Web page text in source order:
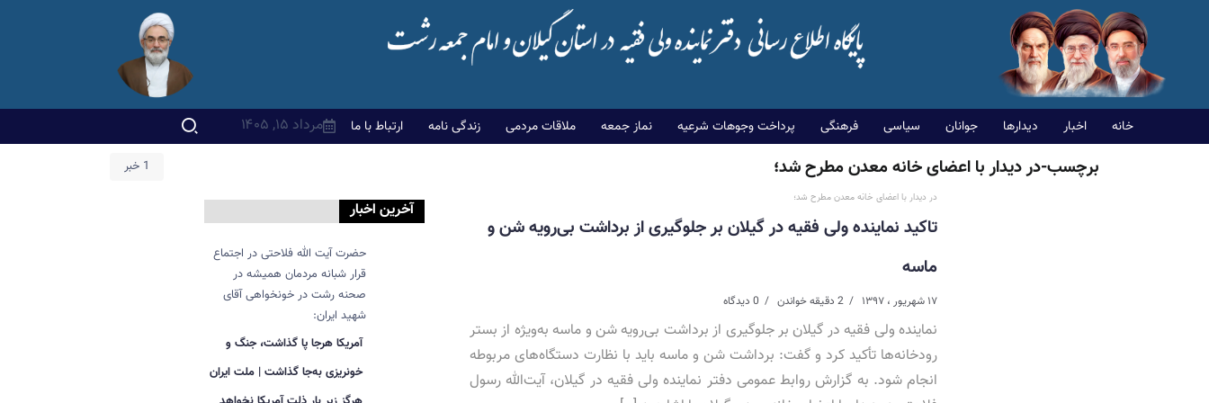
خانه اخبار دیدارها جوانان سیاسی فرهنگی پرداخت وجوهات شرعیه نماز جمعه ملاقات مردمی زندگی نامه ارتباط با ما مرداد ۱۵, ۱۴۰۵
برچسب-در دیدار با اعضای خانه معدن مطرح شد؛ 1 خبر
در دیدار با اعضای خانه معدن مطرح شد؛
تاکید نماینده ولی فقیه در گیلان بر جلوگیری از برداشت بی‌رویه شن و
ماسه
۱۷ شهریور ، ۱۳۹۷ 2 دقیقه خواندن 0 دیدگاه
نماینده ولی فقیه در گیلان بر جلوگیری از برداشت بی‌رویه شن و ماسه به‌ویژه از بستر
رودخانه‌ها تأکید کرد و گفت: برداشت شن و ماسه باید با نظارت دستگاه‌های مربوطه
انجام شود. به گزارش روابط عمومی دفتر نماینده ولی فقیه در گیلان، آیت‌الله رسول
آخرین اخبار
حضرت آیت الله فلاحتی در اجتماع
قرار شبانه مردمان همیشه در
صحنه رشت در خونخواهی آقای
شهید ایران:
آمریکا هرجا پا گذاشت، جنگ و
خونریزی به‌جا گذاشت | ملت ایران